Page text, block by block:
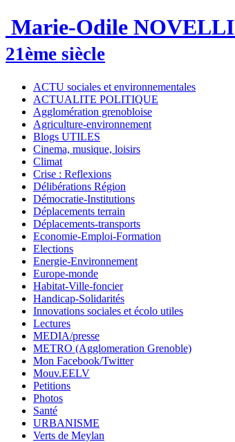
Marie-Odile NOVELLI
21ème siècle
ACTU sociales et environnementales
ACTUALITE POLITIQUE
Agglomération grenobloise
Agriculture-environnement
Blogs UTILES
Cinema, musique, loisirs
Climat
Crise : Reflexions
Délibérations Région
Démocratie-Institutions
Déplacements terrain
Déplacements-transports
Economie-Emploi-Formation
Elections
Energie-Environnement
Europe-monde
Habitat-Ville-foncier
Handicap-Solidarités
Innovations sociales et écolo utiles
Lectures
MEDIA/presse
METRO (Agglomeration Grenoble)
Mon Facebook/Twitter
Mouv.EELV
Petitions
Photos
Santé
URBANISME
Verts de Meylan